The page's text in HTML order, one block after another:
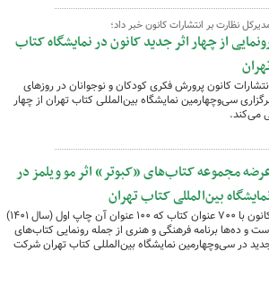
نظارت بر انتشارات کانون خبر داد؛
از چهار اثر جدید کانون در نمایشگاه کتاب
کانون پرورش فکری کودکان و نوجوانان در روزهای
سی‌وچهارمین نمایشگاه بین‌المللی کتاب تهران از چهار
می‌کند.
مجموعه کتاب‌های «کبوتر» اثر مو ویلمز در
بین‌المللی کتاب تهران
کانون با ۷۰۰ عنوان کتاب که ۱۰۰ عنوان آن چاپ اول (سال ۱۴۰۱)
و ده‌ها برنامه فرهنگی و هنری از جمله رونمایی کتاب‌های
در سی‌وچهارمین نمایشگاه بین‌المللی کتاب تهران شرکت